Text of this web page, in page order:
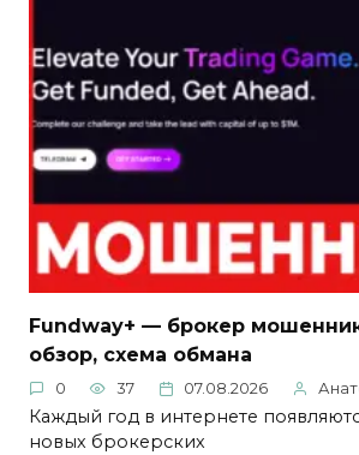
Fundway+ — брокер
обзор, схема обмана
0 37 07.08.2026
Каждый год в интернете
новых брокерских